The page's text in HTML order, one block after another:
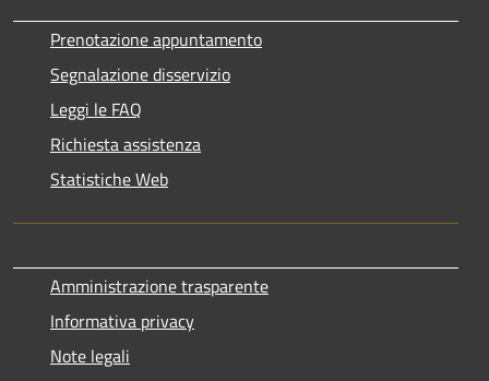
Prenotazione appuntamento
Segnalazione disservizio
Leggi le FAQ
Richiesta assistenza
Statistiche Web
Amministrazione trasparente
Informativa privacy
Note legali